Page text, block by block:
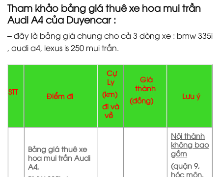
Tham khảo bảng giá thuê xe hoa mui trần
Audi A4 của Duyencar :
– đây là bảng giá chung cho cả 3 dòng xe : bmw 335i
, audi a4, lexus is 250 mui trần.
STT Điểm đi
Cự
Ly
(km)
đi và
về
Giá
thành
(đồng)
Lưu ý
Bảng giá thuê xe
hoa mui trần Audi
A4,
Nội thành
không bao
gồm
(quận 9,
hóc môn,